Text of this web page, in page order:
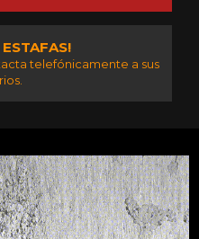
telefónicamente a sus